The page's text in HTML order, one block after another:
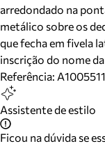
arredondado na
metálico sobre os
que fecha em fivela
inscrição do nome
Referência:
Assistente de estilo
Ficou na dúvida se